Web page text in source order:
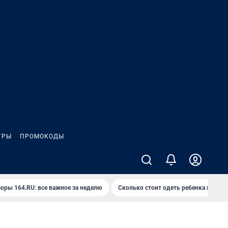
ПРОМОКОДЫ
164.RU: все важное за неделю Сколько стоит одеть ребенка на